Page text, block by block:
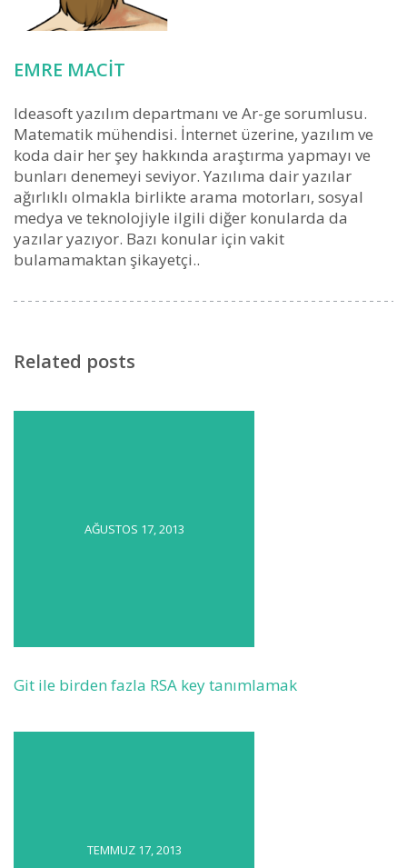
EMRE MACIT
Ideasoft yazılım departmanı ve Ar-ge sorumlusu.
Matematik mühendisi. İnternet üzerine, yazılım ve
koda dair her şey hakkında araştırma yapmayı ve
bunları denemeyi seviyor. Yazılıma dair yazılar
ağırlıklı olmakla birlikte arama motorları, sosyal
medya ve teknolojiyle ilgili diğer konularda da
yazılar yazıyor. Bazı konular için vakit
bulamamaktan şikayetçi..
Related posts
AĞUSTOS 17, 2013
Git ile birden fazla RSA key tanımlamak
TEMMUZ 17, 2013